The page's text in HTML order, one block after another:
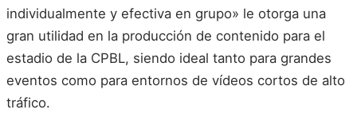
individualmente y efectiva en grupo» le otorga una
gran utilidad en la producción de contenido para el
estadio de la CPBL, siendo ideal tanto para grandes
eventos como para entornos de vídeos cortos de alto
tráfico.